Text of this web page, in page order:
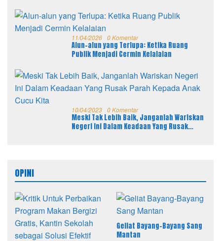
11/04/2026 0 Komentar
Alun-alun yang Terlupa: Ketika Ruang
Publik Menjadi Cermin Kelalaian
10/04/2023 0 Komentar
Meski Tak Lebih Baik, Janganlah Wariskan
Negeri Ini Dalam Keadaan Yang Rusak
OPINI
Geliat Bayang-Bayang Sang
Mantan